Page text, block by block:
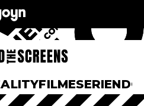
FILMESERIEN